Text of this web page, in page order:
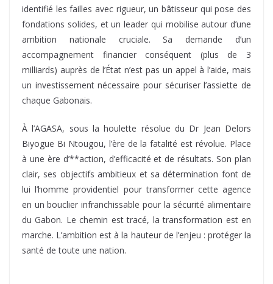
identifié les failles avec rigueur, un bâtisseur qui pose des
fondations solides, et un leader qui mobilise autour d’une
ambition nationale cruciale. Sa demande d’un
accompagnement financier conséquent (plus de 3
milliards) auprès de l’État n’est pas un appel à l’aide, mais
un investissement nécessaire pour sécuriser l’assiette de
chaque Gabonais.
À l’AGASA, sous la houlette résolue du Dr Jean Delors
Biyogue Bi Ntougou, l’ère de la fatalité est révolue. Place
à une ère d’**action, d’efficacité et de résultats. Son plan
clair, ses objectifs ambitieux et sa détermination font de
lui l’homme providentiel pour transformer cette agence
en un bouclier infranchissable pour la sécurité alimentaire
du Gabon. Le chemin est tracé, la transformation est en
marche. L’ambition est à la hauteur de l’enjeu : protéger la
santé de toute une nation.